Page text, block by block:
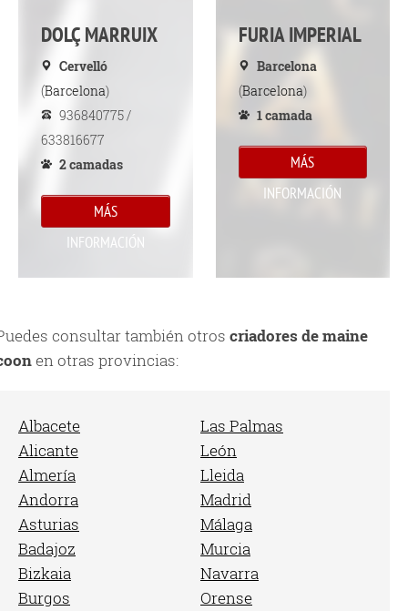
DOLÇ MARRUIX
Cervelló
(Barcelona)
936840775 /
633816677
2 camadas
MÁS
INFORMACIÓN
FURIA IMPERIAL
Barcelona
(Barcelona)
1 camada
MÁS
INFORMACIÓN
consultar también otros criadores de maine
en otras provincias:
Albacete
Alicante
Almería
Andorra
Asturias
Badajoz
Bizkaia
Burgos
Las Palmas
León
Lleida
Madrid
Málaga
Murcia
Navarra
Orense